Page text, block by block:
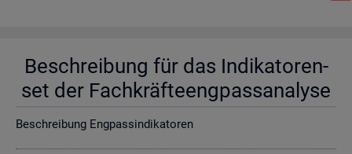
Be­schrei­bung für das In­di­ka­to­ren­
set der Fach­kräf­te­eng­pass­ana­ly­se
Be­schrei­bung Eng­pas­sin­di­ka­to­ren